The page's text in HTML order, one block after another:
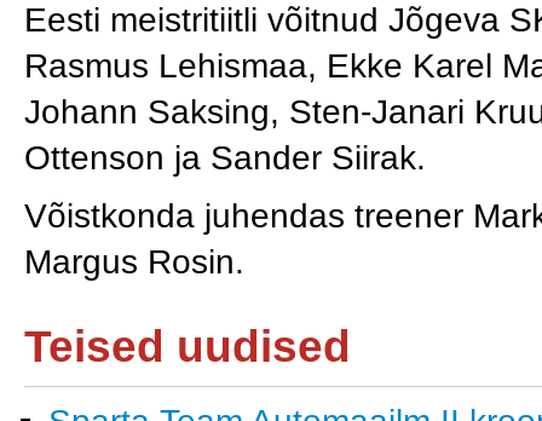
Eesti meistritiitli võitnud Jõgeva
Rasmus Lehismaa, Ekke Karel
Johann Saksing, Sten-Janari
Ottenson ja Sander Siirak.
Võistkonda juhendas treener
Margus Rosin.
Teised uudised